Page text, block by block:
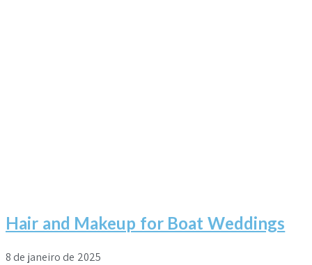
Hair and Makeup for Boat Weddings
8 de janeiro de 2025